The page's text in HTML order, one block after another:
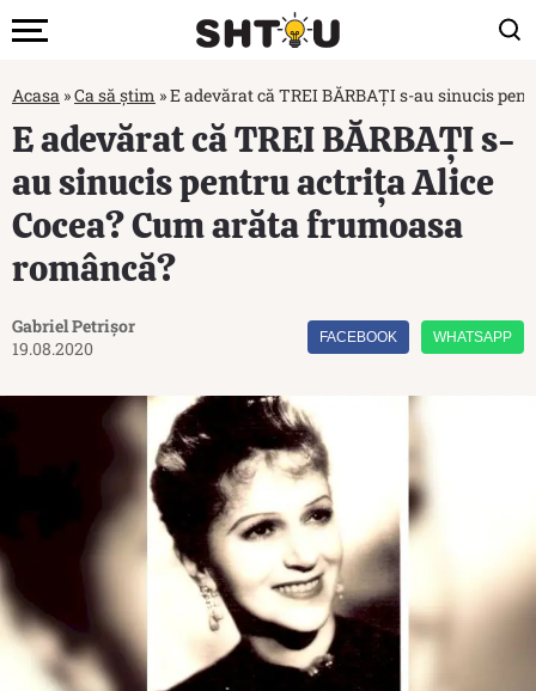
Acasa »Ca să știm »E adevărat că TREI BĂRBAȚI s-au sinucis
E adevărat că TREI BĂRBAȚI s-
au sinucis pentru actrița Alice
Cocea? Cum arăta frumoasa
româncă?
Gabriel Petrișor
19.08.2020
FACEBOOK WHATSAPP